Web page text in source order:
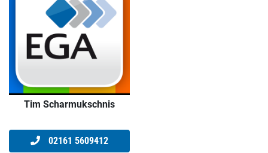
Tim Scharmukschnis
02161 5609412